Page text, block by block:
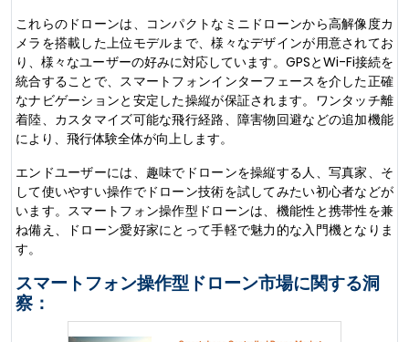
これらのドローンは、コンパクトなミニドローンから高解像度カ
メラを搭載した上位モデルまで、様々なデザインが用意されてお
り、様々なユーザーの好みに対応しています。GPSとWi-Fi接続を
統合することで、スマートフォンインターフェースを介した正確
なナビゲーションと安定した操縦が保証されます。ワンタッチ離
着陸、カスタマイズ可能な飛行経路、障害物回避などの追加機能
により、飛行体験全体が向上します。
エンドユーザーには、趣味でドローンを操縦する人、写真家、そ
して使いやすい操作でドローン技術を試してみたい初心者などが
います。スマートフォン操作型ドローンは、機能性と携帯性を兼
ね備え、ドローン愛好家にとって手軽で魅力的な入門機となりま
す。
スマートフォン操作型ドローン市場に関する洞
察：